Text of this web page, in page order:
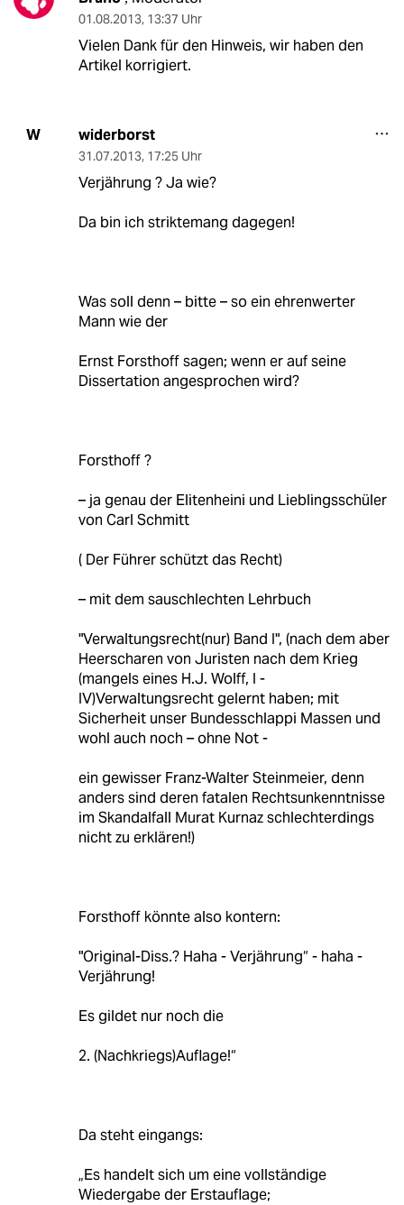
01.08.2013, 13:37 Uhr
Vielen Dank für den Hinweis, wir haben den
Artikel korrigiert.
W widerborst
31.07.2013, 17:25 Uhr
Verjährung ? Ja wie?
Da bin ich striktemang dagegen!
Was soll denn – bitte – so ein ehrenwerter
Mann wie der
Ernst Forsthoff sagen; wenn er auf seine
Dissertation angesprochen wird?
Forsthoff ?
– ja genau der Elitenheini und Lieblingsschüler
von Carl Schmitt
( Der Führer schützt das Recht)
– mit dem sauschlechten Lehrbuch
"Verwaltungsrecht(nur) Band I", (nach dem aber
Heerscharen von Juristen nach dem Krieg
(mangels eines H.J. Wolff, I -
IV)Verwaltungsrecht gelernt haben; mit
Sicherheit unser Bundesschlappi Massen und
wohl auch noch – ohne Not -
ein gewisser Franz-Walter Steinmeier, denn
anders sind deren fatalen Rechtsunkenntnisse
im Skandalfall Murat Kurnaz schlechterdings
nicht zu erklären!)
Forsthoff könnte also kontern:
"Original-Diss.? Haha - Verjährung“ - haha -
Verjährung!
Es gildet nur noch die
2. (Nachkriegs)Auflage!“
Da steht eingangs:
„Es handelt sich um eine vollständige
Wiedergabe der Erstauflage;